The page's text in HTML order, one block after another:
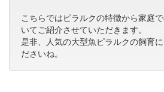
こちらではピラルクの特徴から家庭
いてご紹介させていただきます。
是非、人気の大型魚ピラルクの飼育
ださいね。